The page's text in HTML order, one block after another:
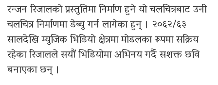
रन्जन रिजालको प्रस्तुतिमा निर्माण हुने यो चलचित्रबाट उनी
चलचित्र निर्माणमा डेब्यु गर्न लागेका हुन् । २०६२/६३
सालदेखि म्युजिक भिडियो क्षेत्रमा मोडलका रूपमा सक्रिय
रहेका रिजालले सयौं भिडियोमा अभिनय गर्दै सशक्त छवि
बनाएका छन् ।